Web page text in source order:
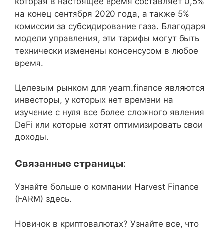
на конец сентября 2020 года, а также 5%
комиссии за субсидирование газа. Благодаря
модели управления, эти тарифы могут быть
технически изменены консенсусом в любое
время.
Целевым рынком для yearn.finance являются
инвесторы, у которых нет времени на
изучение с нуля все более сложного явления
DeFi или которые хотят оптимизировать свои
доходы.
Связанные страницы:
Узнайте больше о компании Harvest Finance
(FARM) здесь.
Новичок в криптовалютах? Узнайте все, что